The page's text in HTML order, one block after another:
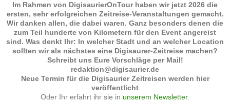
Im Rahmen von DigisaurierOnTour haben wir jetzt 2026 die
ersten, sehr erfolgreichen Zeitreise-Veranstaltungen gemacht.
Wir danken allen, die dabei waren. Ganz besonders denen die
zum Teil hunderte von Kilometern für den Event angereist
sind. Was denkt Ihr: In welcher Stadt und an welcher Location
sollten wir als nächstes eine Digisaurer-Zeitreise machen?
Schreibt uns Eure Vorschläge per Mail!
redaktion@digisaurier.de
Neue Termin für die Digisaurier Zeitreisen werden hier
veröffentlicht
Oder Ihr erfahrt ihr sie in unserem Newsletter.